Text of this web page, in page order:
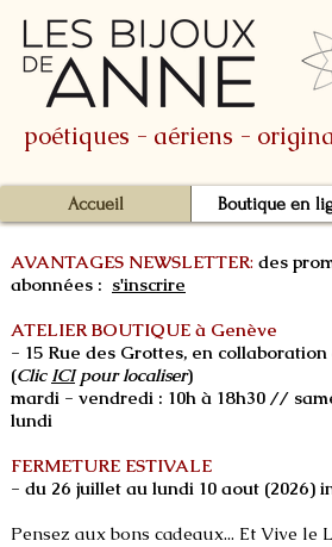
poétiques - aériens -
Accueil Boutique en
AVANTAGES NEWSLETTER: des
abonnées : s'inscrire
ATELIER BOUTIQUE à Genève
- 15 Rue des Grottes, en
(Clic ICIpour localiser)
mardi - vendredi : 10h à 18h30 //
lundi
FERMETURE ESTIVALE
- du 26 juillet au lundi 10 aout (2026)
Pensez aux bons cadeaux... Et Vive le